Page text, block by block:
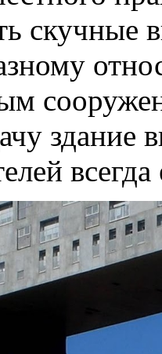
скучные
здание
всегда